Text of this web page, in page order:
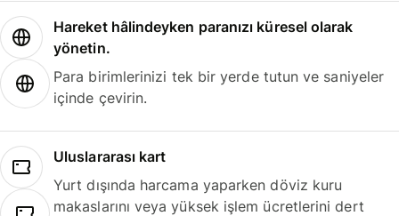
Hareket hâlindeyken paranızı küresel olarak
yönetin.
Para birimlerinizi tek bir yerde tutun ve saniyeler
içinde çevirin.
Uluslararası kart
Yurt dışında harcama yaparken döviz kuru
makaslarını veya yüksek işlem ücretlerini dert